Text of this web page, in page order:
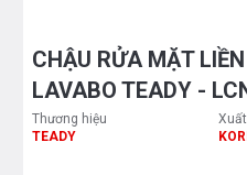
CHẬU RỬA MẶT
LAVABO TEADY -
Thương hiệu
TEADY